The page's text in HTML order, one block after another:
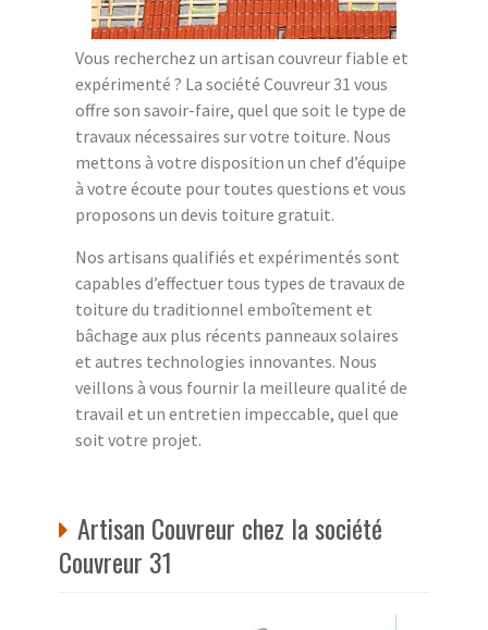
Vous recherchez un artisan couvreur fiable et
expérimenté ? La société Couvreur 31 vous
offre son savoir-faire, quel que soit le type de
travaux nécessaires sur votre toiture. Nous
mettons à votre disposition un chef d’équipe
à votre écoute pour toutes questions et vous
proposons un devis toiture gratuit.
Nos artisans qualifiés et expérimentés sont
capables d’effectuer tous types de travaux de
toiture du traditionnel emboîtement et
bâchage aux plus récents panneaux solaires
et autres technologies innovantes. Nous
veillons à vous fournir la meilleure qualité de
travail et un entretien impeccable, quel que
soit votre projet.
Artisan Couvreur chez la société
Couvreur 31